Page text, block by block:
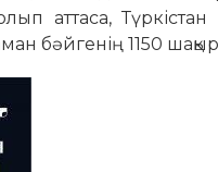
аттаса,
бәйгенің 1150